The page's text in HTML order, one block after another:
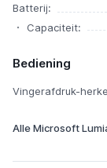
Batterij:
Capaciteit:
Bediening
Vingerafdruk-
Alle Microsoft